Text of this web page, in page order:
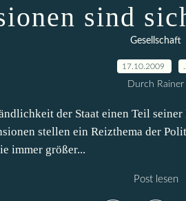
sind
Gesellschaft
17.10.2009
Durch Rainer
der Staat einen Teil
stellen ein Reizthema der
immer größer...
Post lesen